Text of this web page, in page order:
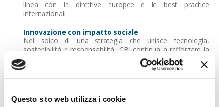
Questo sito web utilizza i cookie
linea con le direttive europee e le best practice
internazionali.
Innovazione con impatto sociale
Nel solco di una strategia che unisce tecnologia,
sostenibilità e responsabilità, CBI continua a rafforzare la
propria presenza come attore chiave nel settore
finanziario e nell'open finance.Oggi serve circa 400
dell'intero ecosistema.